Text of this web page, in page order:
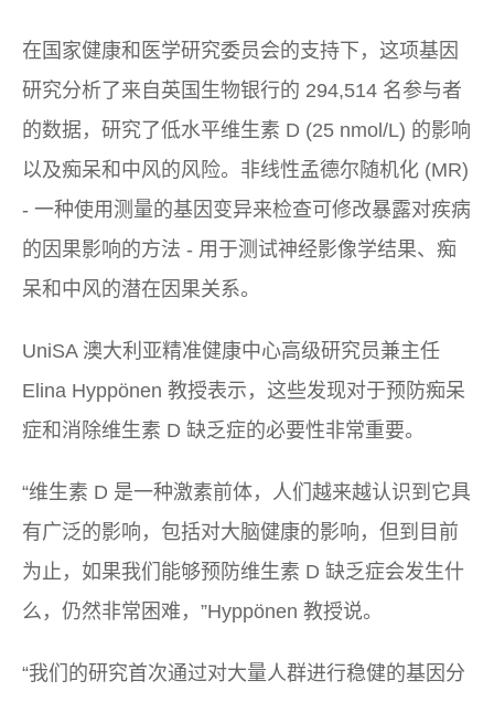
在国家健康和医学研究委员会的支持下，这项基因
研究分析了来自英国生物银行的 294,514 名参与者
的数据，研究了低水平维生素 D (25 nmol/L) 的影响
以及痴呆和中风的风险。非线性孟德尔随机化 (MR)
- 一种使用测量的基因变异来检查可修改暴露对疾病
的因果影响的方法 - 用于测试神经影像学结果、痴
呆和中风的潜在因果关系。
UniSA 澳大利亚精准健康中心高级研究员兼主任
Elina Hyppönen 教授表示，这些发现对于预防痴呆
症和消除维生素 D 缺乏症的必要性非常重要。
“维生素 D 是一种激素前体，人们越来越认识到它具
有广泛的影响，包括对大脑健康的影响，但到目前
为止，如果我们能够预防维生素 D 缺乏症会发生什
么，仍然非常困难，”Hyppönen 教授说。
“我们的研究首次通过对大量人群进行稳健的基因分